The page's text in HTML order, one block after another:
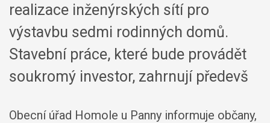
realizace inženýrských sítí pro
výstavbu sedmi rodinných domů.
Stavební práce, které bude provádět
soukromý investor, zahrnují předevš
Obecní úřad Homole u Panny informuje občany,